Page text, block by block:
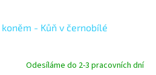
- Kůň v černobílé
Odesíláme do 2-3 pracovních dní